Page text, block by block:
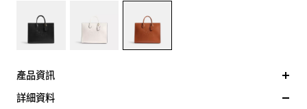
產品資訊
詳細資料